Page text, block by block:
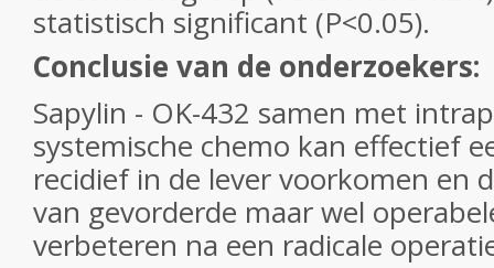
statistisch significant (P<0.05).
Conclusie van de onderzoekers:
Sapylin - OK-432 samen met
systemische chemo kan effectief
recidief in de lever voorkomen en
van gevorderde maar wel
verbeteren na een radicale